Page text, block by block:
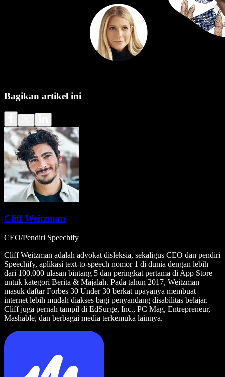
Bagikan artikel ini
Cliff Weitzman
CEO/Pendiri Speechify
Cliff Weitzman adalah advokat disleksia, sekaligus CEO dan pendiri
Speechify, aplikasi text-to-speech nomor 1 di dunia dengan lebih
dari 100.000 ulasan bintang 5 dan peringkat pertama di App Store
untuk kategori Berita & Majalah. Pada tahun 2017, Weitzman
masuk daftar Forbes 30 Under 30 berkat upayanya membuat
internet lebih mudah diakses bagi penyandang disabilitas belajar.
Cliff juga pernah tampil di EdSurge, Inc., PC Mag, Entrepreneur,
Mashable, dan berbagai media terkemuka lainnya.